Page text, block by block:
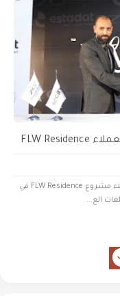
ZG للتطوير العقاري توفر عضوية "سيتي كلوب" لعملاء مشروع FLW Residence في
الع...